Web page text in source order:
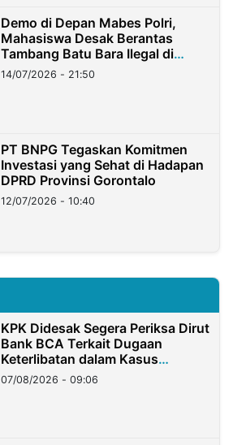
Demo di Depan Mabes Polri,
Mahasiswa Desak Berantas
Tambang Batu Bara Ilegal di
Lampung
14/07/2026 - 21:50
PT BNPG Tegaskan Komitmen
Investasi yang Sehat di Hadapan
DPRD Provinsi Gorontalo
12/07/2026 - 10:40
KPK Didesak Segera Periksa Dirut
Bank BCA Terkait Dugaan
Keterlibatan dalam Kasus
Hilangnya Dana Nasabah Rp2,58
Miliar
07/08/2026 - 09:06